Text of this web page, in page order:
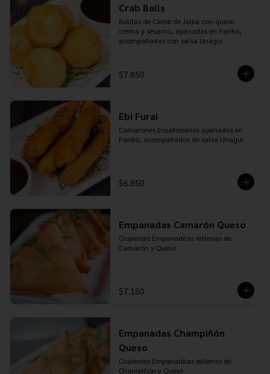
Crab Balls
Bolitas de Carne de Jaiba con queso
crema y sésamo, apanadas en Panko,
acompañadas con salsa Unagui
$7.850
Ebi Furai
Camarones Ecuatorianos apanados en
Panko, acompañados de salsa Unagui
$6.850
Empanadas Camarón Queso
Crujientes Empanaditas rellenas de
Camarón y Queso
$7.150
Empanadas Champiñón
Queso
Crujientes Empanaditas rellenas de
Champiñón y Queso